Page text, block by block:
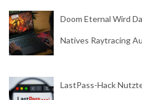
Doom Eternal Wird
Natives Raytracing
LastPass-Hack